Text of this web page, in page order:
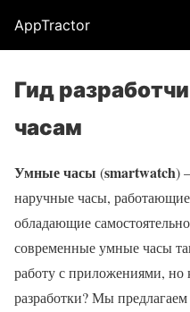
AppTractor
Гид
часам
Умные часы (smartwatch)
наручные часы,
обладающие
современные умные часы
работу с приложениями, но
разработки? Мы